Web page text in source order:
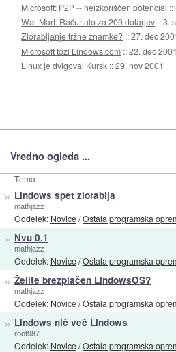
Microsoft: P2P -- neizkoriščen potencial ::
Wal-Mart: Računalo za 200 dolarjev ::3.
Zlorabljanje tržne znamke? ::27. dec
Microsoft toži Lindows.com ::22. dec 2001
Linux je dvigoval Kursk ::29. nov 2001
Vredno ogleda ...
Tema
» Lindows spet zlorablja
mathjazz
Oddelek: Novice/Ostala programska
» Nvu 0.1
mathjazz
Oddelek: Novice/Ostala programska
» Želite brezplačen LindowsOS?
mathjazz
Oddelek: Novice/Ostala programska
» Lindows nič več Lindows
root987
Oddelek: Novice/Ostala programska